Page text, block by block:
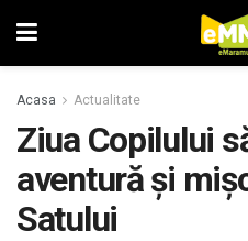
Acasa Actualitate
Ziua Copilului
aventură și
Satului